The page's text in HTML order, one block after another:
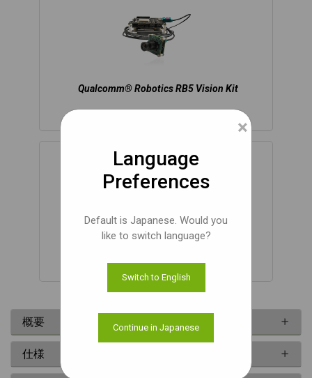
Qualcomm® Robotics RB5 Vision Kit
Solectrix's proFRAME Base Board 3.0 PCIe
概要
仕様
×
Language
Preferences
Default is Japanese. Would you
like to switch language?
Switch to English
Continue in Japanese